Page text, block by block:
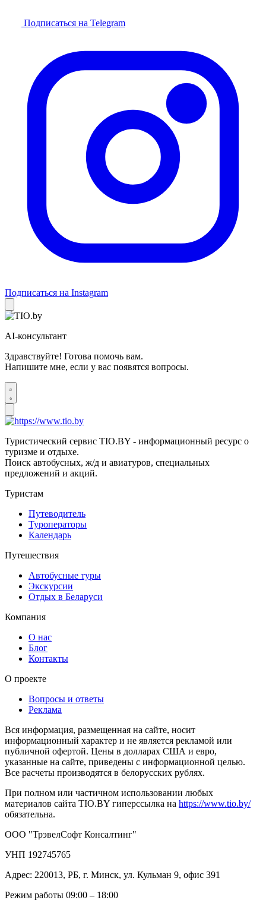
Подписаться на Telegram
Подписаться на Instagram
AI-консультант
Здравствуйте! Готова помочь вам.
Напишите мне, если у вас появятся вопросы.
Туристический сервис TIO.BY - информационный ресурс о
туризме и отдыхе.
Поиск автобусных, ж/д и авиатуров, специальных
предложений и акций.
Туристам
Путеводитель
Туроператоры
Календарь
Путешествия
Автобусные туры
Экскурсии
Отдых в Беларуси
Компания
О нас
Блог
Контакты
О проекте
Вопросы и ответы
Реклама
Вся информация, размещенная на сайте, носит
информационный характер и не является рекламой или
публичной офертой. Цены в долларах США и евро,
указанные на сайте, приведены с информационной целью.
Все расчеты производятся в белорусских рублях.
При полном или частичном использовании любых
материалов сайта TIO.BY гиперссылка на https://www.tio.by/
обязательна.
ООО "ТрэвелСофт Консалтинг"
УНП 192745765
Адрес: 220013, РБ, г. Минск, ул. Кульман 9, офис 391
Режим работы 09:00 – 18:00